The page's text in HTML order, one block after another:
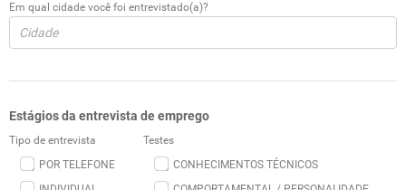
Em qual cidade você foi entrevistado(a)?
Estágios da entrevista de emprego
Tipo de entrevista
POR TELEFONE
Testes
CONHECIMENTOS TÉCNICOS